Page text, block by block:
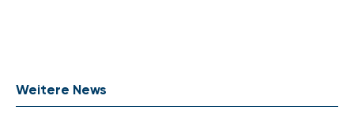
Weitere News